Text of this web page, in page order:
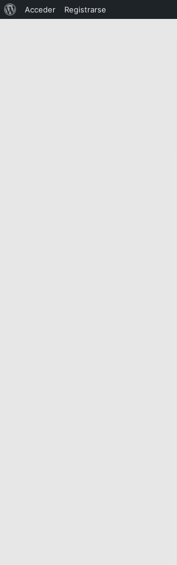
Acceder Registrarse